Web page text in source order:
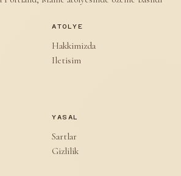
ATOLYE
Hakkimizda
Iletisim
YASAL
Sartlar
Gizlilik